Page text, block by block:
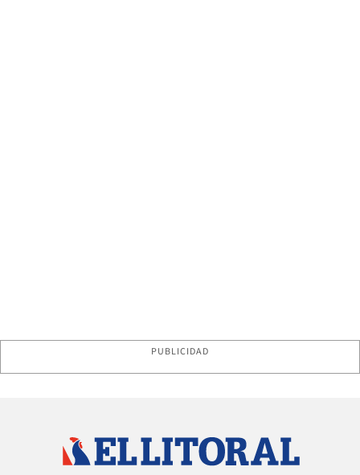
PUBLICIDAD